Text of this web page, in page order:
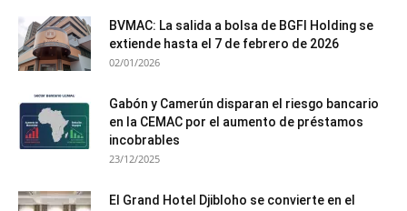
BVMAC: La salida a bolsa de BGFI Holding se
extiende hasta el 7 de febrero de 2026
02/01/2026
Gabón y Camerún disparan el riesgo bancario
en la CEMAC por el aumento de préstamos
incobrables
23/12/2025
El Grand Hotel Djibloho se convierte en el